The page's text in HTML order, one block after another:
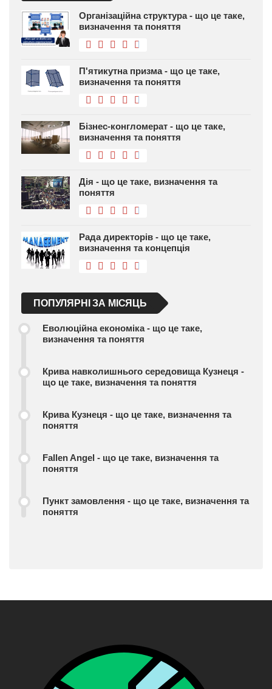
Організаційна структура - що це таке,
визначення та поняття
П'ятикутна призма - що це таке,
визначення та поняття
Бізнес-конгломерат - що це таке,
визначення та поняття
Дія - що це таке, визначення та
поняття
Рада директорів - що це таке,
визначення та концепція
ПОПУЛЯРНІ ЗА МІСЯЦЬ
Еволюційна економіка - що це таке,
визначення та поняття
Крива навколишнього середовища Кузнеця -
що це таке, визначення та поняття
Крива Кузнеця - що це таке, визначення та
поняття
Fallen Angel - що це таке, визначення та
поняття
Пункт замовлення - що це таке, визначення та
поняття